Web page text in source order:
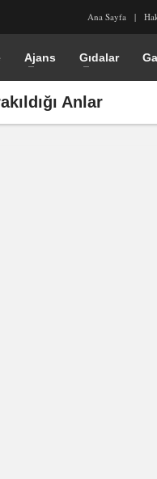
Ana Sayfa
Ajans Gıdalar
Anlar